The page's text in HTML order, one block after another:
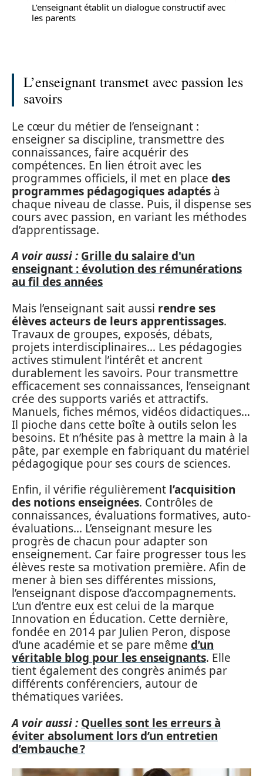
L’enseignant établit un dialogue constructif avec
les parents
L’enseignant transmet avec passion les
savoirs
Le cœur du métier de l’enseignant :
enseigner sa discipline, transmettre des
connaissances, faire acquérir des
compétences. En lien étroit avec les
programmes officiels, il met en place des
programmes pédagogiques adaptés à
chaque niveau de classe. Puis, il dispense ses
cours avec passion, en variant les méthodes
d’apprentissage.
A voir aussi : Grille du salaire d'un
enseignant : évolution des rémunérations
au fil des années
Mais l’enseignant sait aussi rendre ses
élèves acteurs de leurs apprentissages.
Travaux de groupes, exposés, débats,
projets interdisciplinaires… Les pédagogies
actives stimulent l’intérêt et ancrent
durablement les savoirs. Pour transmettre
efficacement ses connaissances, l’enseignant
crée des supports variés et attractifs.
Manuels, fiches mémos, vidéos didactiques…
Il pioche dans cette boîte à outils selon les
besoins. Et n’hésite pas à mettre la main à la
pâte, par exemple en fabriquant du matériel
pédagogique pour ses cours de sciences.
Enfin, il vérifie régulièrement l’acquisition
des notions enseignées. Contrôles de
connaissances, évaluations formatives, auto-
évaluations… L’enseignant mesure les
progrès de chacun pour adapter son
enseignement. Car faire progresser tous les
élèves reste sa motivation première. Afin de
mener à bien ses différentes missions,
l’enseignant dispose d’accompagnements.
L’un d’entre eux est celui de la marque
Innovation en Éducation. Cette dernière,
fondée en 2014 par Julien Peron, dispose
d’une académie et se pare même d’un
véritable blog pour les enseignants. Elle
tient également des congrès animés par
différents conférenciers, autour de
thématiques variées.
A voir aussi : Quelles sont les erreurs à
éviter absolument lors d’un entretien
d’embauche ?